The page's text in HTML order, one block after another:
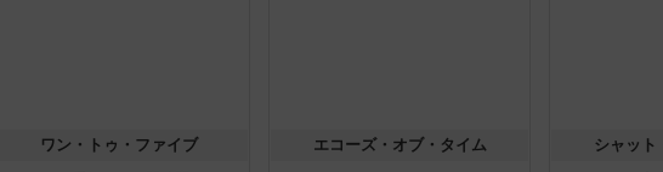
ワン・トゥ・ファイブ エコーズ・オブ・タイム シャット